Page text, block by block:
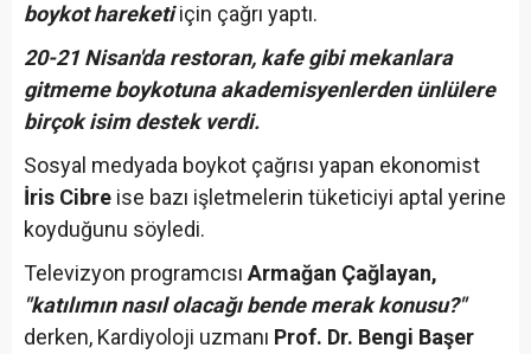
boykot hareketiiçin çağrı yaptı.
20-21 Nisan'da restoran, kafe gibi mekanlara
gitmeme boykotuna akademisyenlerden ünlülere
birçok isim destek verdi.
Sosyal medyada boykot çağrısı yapan ekonomist
İris Cibre ise bazı işletmelerin tüketiciyi aptal yerine
koyduğunu söyledi.
Televizyon programcısı Armağan Çağlayan,
"katılımın nasıl olacağı bende merak konusu?"
derken, Kardiyoloji uzmanı Prof. Dr. Bengi Başer